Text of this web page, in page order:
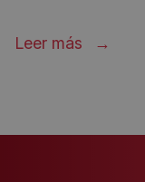
Leer más